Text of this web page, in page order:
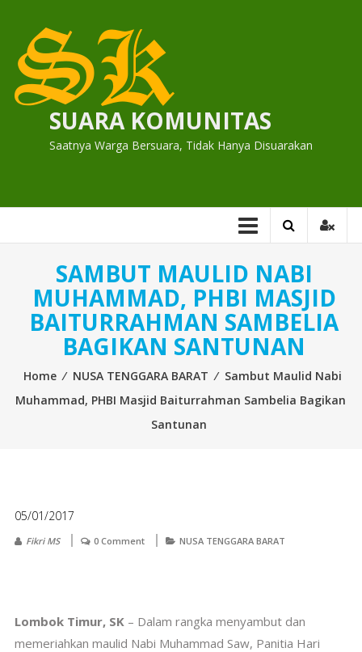
content
SUARA KOMUNITAS
Saatnya Warga Bersuara, Tidak Hanya Disuarakan
SAMBUT MAULID NABI
MUHAMMAD, PHBI MASJID
BAITURRAHMAN SAMBELIA
BAGIKAN SANTUNAN
Home ⁄ NUSA TENGGARA BARAT ⁄ Sambut Maulid Nabi
Muhammad, PHBI Masjid Baiturrahman Sambelia Bagikan
Santunan
05/01/2017
Fikri MS 0 Comment NUSA TENGGARA BARAT
Lombok Timur, SK– Dalam rangka menyambut dan
memeriahkan maulid Nabi Muhammad Saw, Panitia Hari